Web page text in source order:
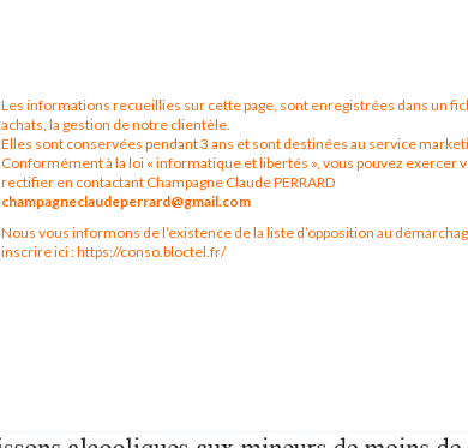
Les informations recueillies sur cette page, sont enregistrées dans un
achats, la gestion de notre clientèle.
Elles sont conservées pendant 3 ans et sont destinées au service
Conformément à la loi « informatique et libertés », vous pouvez exercer
rectifier en contactant Champagne Claude PERRARD
champagneclaudeperrard@gmail.com
Nous vous informons de l’existence de la liste d’opposition au
inscrire ici : https://conso.bloctel.fr/